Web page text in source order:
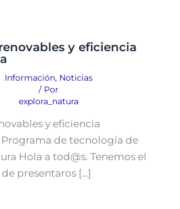
y eficiencia
Información, Noticias
/ Por
explora_natura
y eficiencia
de tecnología de
Hola a tod@s. Tenemos el
presentaros […]